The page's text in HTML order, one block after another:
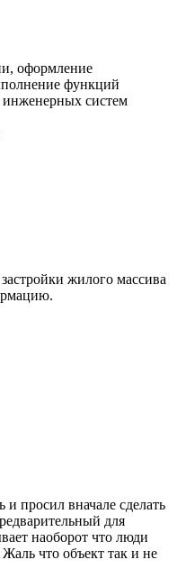
оформление
функций
инженерных систем
жилого массива
и просил вначале сделать
для
наоборот что люди
что объект так и не